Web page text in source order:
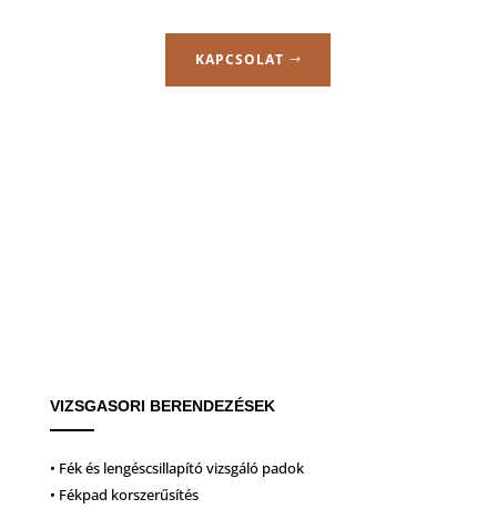
KAPCSOLAT
VIZSGASORI BERENDEZÉSEK
• Fék és lengéscsillapító vizsgáló padok
• Fékpad korszerűsítés